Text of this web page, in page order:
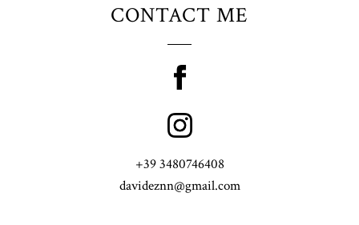
CONTACT ME
+39 3480746408
davideznn@gmail.com